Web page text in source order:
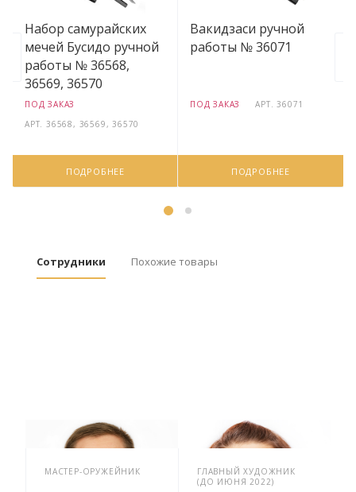
Набор самурайских
мечей Бусидо ручной
работы № 36568,
36569, 36570
ПОД ЗАКАЗ
АРТ.36568, 36569, 36570
ПОДРОБНЕЕ
Вакидзаси ручной
работы № 36071
ПОД ЗАКАЗ АРТ.36071
ПОДРОБНЕЕ
Сотрудники Похожие товары
МАСТЕР-ОРУЖЕЙНИК
ГЛАВНЫЙ ХУДОЖНИК
(ДО ИЮНЯ 2022)